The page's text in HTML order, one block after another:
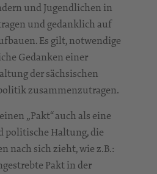
und Jugendlichen in
und gedanklich auf
Es gilt, notwendige
Gedanken einer
der sächsischen
zusammenzutragen.
„Pakt“ auch als eine
politische Haltung, die
nach sich zieht, wie z.B.:
Pakt in der